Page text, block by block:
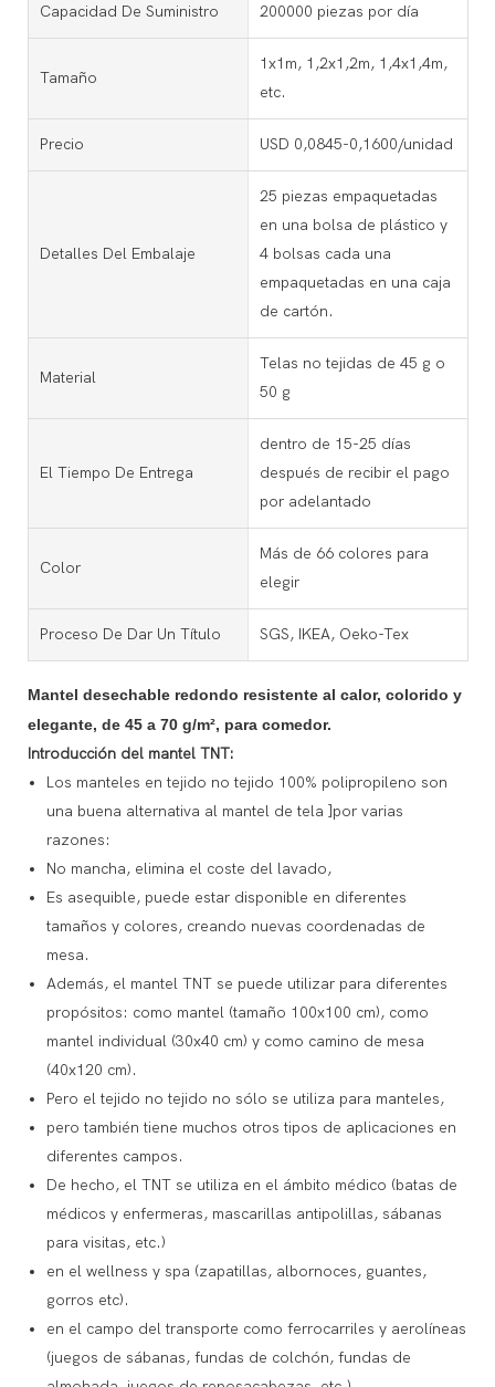
Capacidad De Suministro 200000 piezas por día
Tamaño
1x1m, 1,2x1,2m, 1,4x1,4m,
etc.
Precio USD 0,0845-0,1600/unidad
Detalles Del Embalaje
25 piezas empaquetadas
en una bolsa de plástico y
4 bolsas cada una
empaquetadas en una caja
de cartón.
Material
Telas no tejidas de 45 g o
50 g
El Tiempo De Entrega
dentro de 15-25 días
después de recibir el pago
por adelantado
Color
Más de 66 colores para
elegir
Proceso De Dar Un Título SGS, IKEA, Oeko-Tex
Mantel desechable redondo resistente al calor, colorido y
elegante, de 45 a 70 g/m², para comedor.
Introducción del mantel TNT:
Los manteles en tejido no tejido 100% polipropileno son
una buena alternativa al mantel de tela ]por varias
razones:
No mancha, elimina el coste del lavado,
Es asequible, puede estar disponible en diferentes
tamaños y colores, creando nuevas coordenadas de
mesa.
Además, el mantel TNT se puede utilizar para diferentes
propósitos: como mantel (tamaño 100x100 cm), como
mantel individual (30x40 cm) y como camino de mesa
(40x120 cm).
Pero el tejido no tejido no sólo se utiliza para manteles,
pero también tiene muchos otros tipos de aplicaciones en
diferentes campos.
De hecho, el TNT se utiliza en el ámbito médico (batas de
médicos y enfermeras, mascarillas antipolillas, sábanas
para visitas, etc.)
en el wellness y spa (zapatillas, albornoces, guantes,
gorros etc).
en el campo del transporte como ferrocarriles y aerolíneas
(juegos de sábanas, fundas de colchón, fundas de